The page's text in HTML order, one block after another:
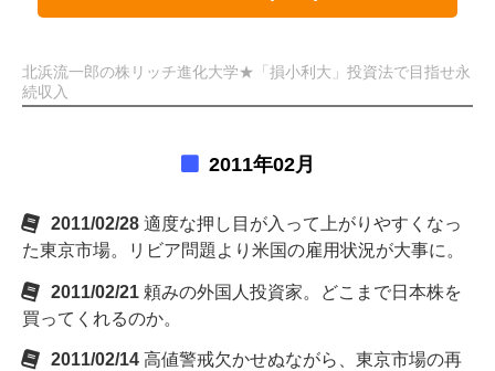
北浜流一郎の株リッチ進化大学★「損小利大」投資法で目指せ永
続収入
2011年02月
2011/02/28 適度な押し目が入って上がりやすくなっ
た東京市場。リビア問題より米国の雇用状況が大事に。
2011/02/21 頼みの外国人投資家。どこまで日本株を
買ってくれるのか。
2011/02/14 高値警戒欠かせぬながら、東京市場の再